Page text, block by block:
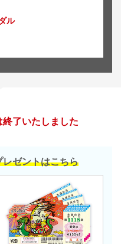
ル
了いたしました
ゼントはこちら